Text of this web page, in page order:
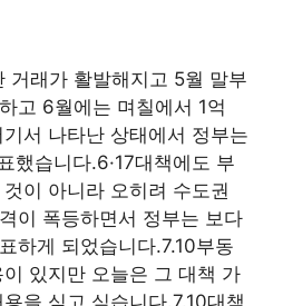
거래가 활발해지고 5월 말부
고 6월에는 며칠에서 1억
서 나타난 상태에서 정부는
했습니다.6·17대책에도 부
이 아니라 오히려 수도권
이 폭등하면서 정부는 보다
하게 되었습니다.7.10부동
있지만 오늘은 그 대책 가
을 싣고 싶습니다.7.10대책